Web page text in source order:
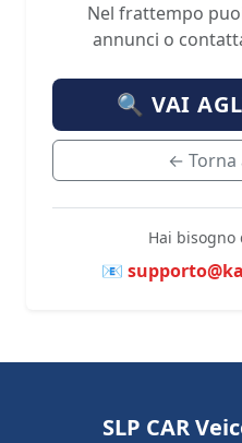
Nel frattempo
annunci o
🔍 VAI
← Torna
Hai bisogno
📧
SLP CAR